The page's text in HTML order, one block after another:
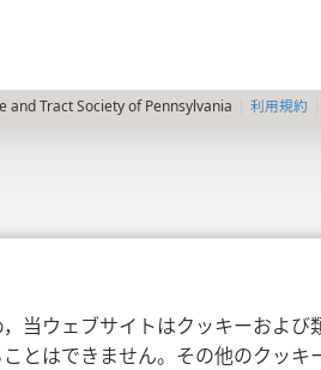
当ウェブサイトはクッキーおよ
とはできません。その他のクッ
and Tract Society of Pennsylvania 利用規約